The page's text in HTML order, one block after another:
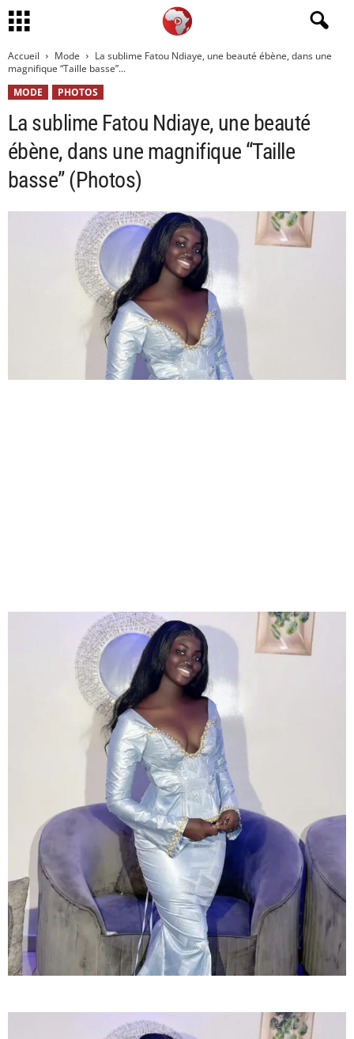
Accueil Mode
La sublime Fatou Ndiaye, une beauté ébène, dans une
magnifique “Taille basse”...
MODE
PHOTOS
La sublime Fatou Ndiaye, une beauté
ébène, dans une magnifique “Taille
basse” (Photos)